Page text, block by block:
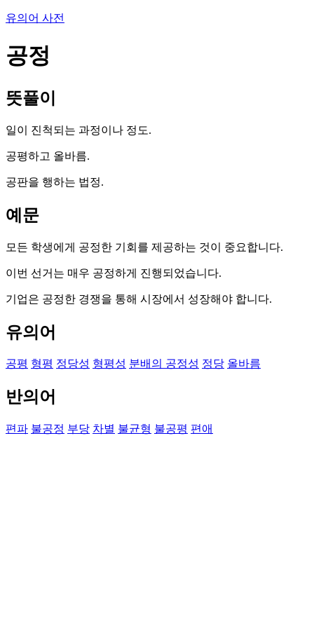
유의어 사전
공정
뜻풀이
일이 진척되는 과정이나 정도.
공평하고 올바름.
공판을 행하는 법정.
예문
모든 학생에게 공정한 기회를 제공하는 것이 중요합니다.
이번 선거는 매우 공정하게 진행되었습니다.
기업은 공정한 경쟁을 통해 시장에서 성장해야 합니다.
유의어
공평 형평 정당성 형평성 분배의 공정성 정당 올바름
반의어
편파 불공정 부당 차별 불균형 불공평 편애